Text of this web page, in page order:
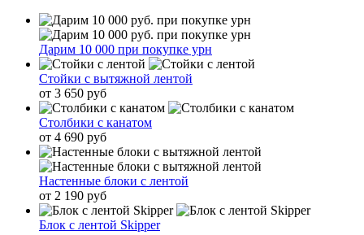
Дарим 10 000 при покупке урн
Стойки с вытяжной лентой
от 3 650 руб
Столбики с канатом
от 4 690 руб
Настенные блоки с лентой
от 2 190 руб
Блок с лентой Skipper